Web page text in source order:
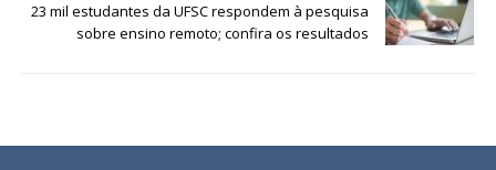
23 mil estudantes da UFSC respondem à pesquisa
sobre ensino remoto; confira os resultados